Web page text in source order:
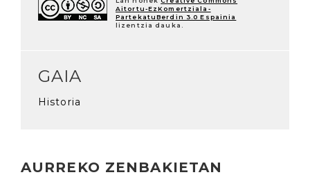
Aitortu-EzKomertziala-
PartekatuBerdin 3.0 Espainia
lizentzia dauka.
GAIA
Historia
AURREKO ZENBAKIETAN